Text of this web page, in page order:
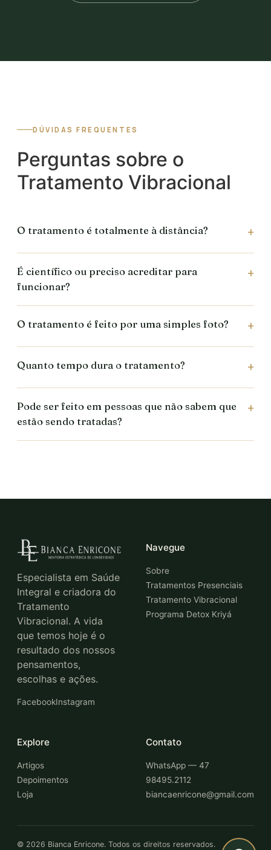
DÚVIDAS FREQUENTES
Perguntas sobre o
Tratamento Vibracional
O tratamento é totalmente à distância?
É científico ou preciso acreditar para
funcionar?
O tratamento é feito por uma simples foto?
Quanto tempo dura o tratamento?
Pode ser feito em pessoas que não sabem que
estão sendo tratadas?
Especialista em Saúde
Integral e criadora do
Tratamento
Vibracional. A vida
que temos hoje é o
resultado dos nossos
pensamentos,
escolhas e ações.
FacebookInstagram
Navegue
Sobre
Tratamentos Presenciais
Tratamento Vibracional
Programa Detox Kriyá
Explore
Artigos
Depoimentos
Loja
Contato
WhatsApp — 47
98495.2112
biancaenricone@gmail.com
© 2026 Bianca Enricone. Todos os direitos reservados.